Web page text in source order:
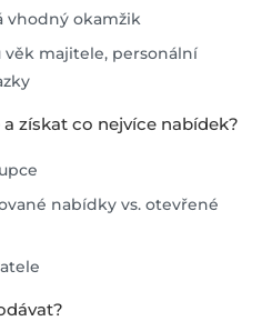
vhodný okamžik
věk majitele, personální
získat co nejvíce nabídek?
nabídky vs. otevřené